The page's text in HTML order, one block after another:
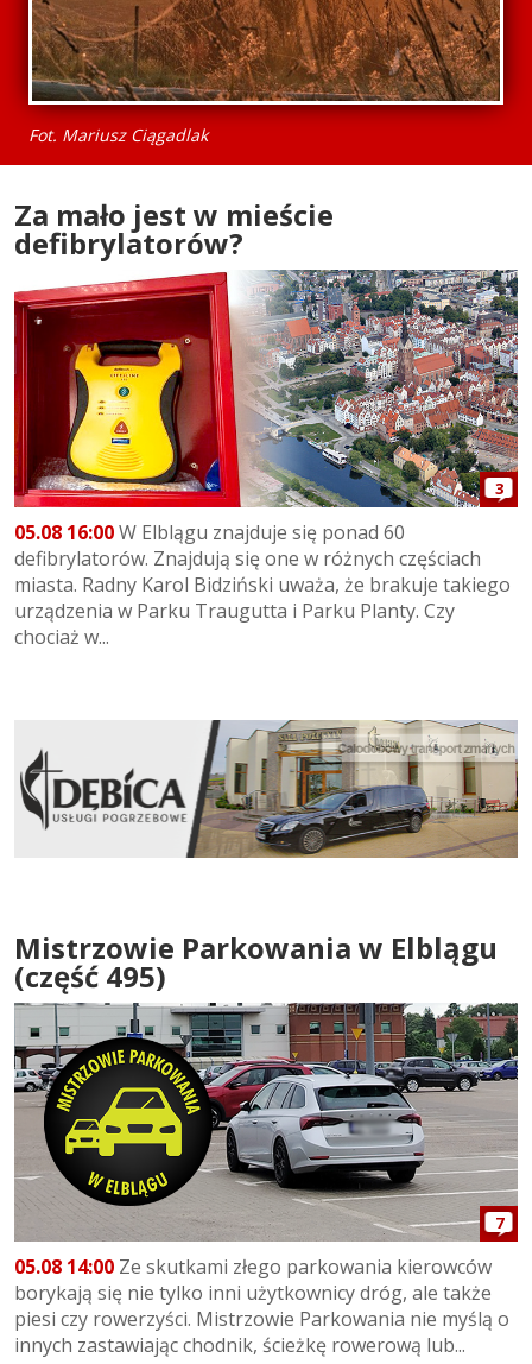
Fot. Mariusz Ciągadlak
Za mało jest w mieście
defibrylatorów?
3
05.08 16:00W Elblągu znajduje się ponad 60
defibrylatorów. Znajdują się one w różnych częściach
miasta. Radny Karol Bidziński uważa, że brakuje takiego
urządzenia w Parku Traugutta i Parku Planty. Czy
chociaż w...
Mistrzowie Parkowania w Elblągu
(część 495)
7
05.08 14:00 Ze skutkami złego parkowania kierowców
borykają się nie tylko inni użytkownicy dróg, ale także
piesi czy rowerzyści. Mistrzowie Parkowania nie myślą o
innych zastawiając chodnik, ścieżkę rowerową lub...